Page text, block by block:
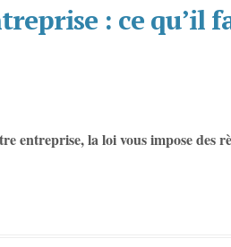
: ce qu’il
entreprise, la loi vous impose des